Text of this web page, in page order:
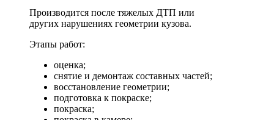
Производится после тяжелых ДТП или
других нарушениях геометрии кузова.
Этапы работ:
оценка;
снятие и демонтаж составных частей;
восстановление геометрии;
подготовка к покраске;
покраска;